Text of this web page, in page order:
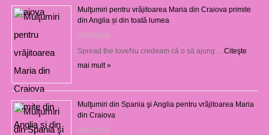
Mulţumiri pentru vrăjitoarea Maria din Craiova primite
din Anglia și din toată lumea
29/07/2026
Spread the loveNu credeam că o să ajung …Citeşte
mai mult »
Mulţumiri din Spania şi Anglia pentru vrăjitoarea Maria
din Craiova
28/07/2026